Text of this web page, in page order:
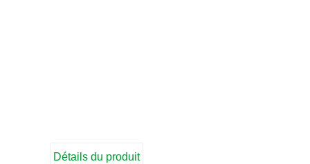
Détails du produit